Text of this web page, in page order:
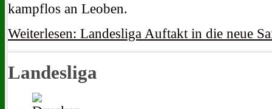
kampflos an Leoben.
Weiterlesen: Landesliga Auftakt in die neue
Landesliga